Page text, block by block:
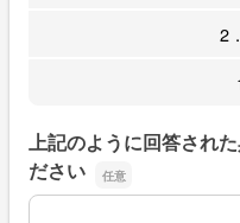
2
上記のように回答され
ださい
上記のように回答され